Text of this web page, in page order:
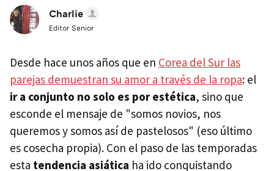
Charlie
Editor Senior
Desde hace unos años que en Corea del Sur las
parejas demuestran su amor a través de la ropa: el
ir a conjunto no solo es por estética, sino que
esconde el mensaje de "somos novios, nos
queremos y somos así de pastelosos" (eso último
es cosecha propia). Con el paso de las temporadas
esta tendencia asiática ha ido conquistando